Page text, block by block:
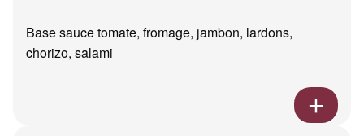
Base sauce tomate, fromage, jambon, lardons,
chorizo, salami